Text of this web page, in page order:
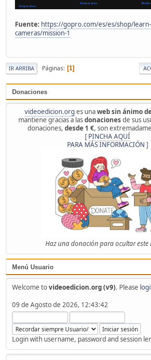
Donaciones
videoedicion.org es unaweb sin ánimo
mantiene gracias a lasdonaciones de sus
donaciones, desde 1 €, son
[ PINCHA AQUÍ
PARA MÁS INFORMACIÓN ]
Haz una donación para ocultar este
Menú Usuario
Welcome tovideoedicion.org (v9). Please
09 de Agosto de 2026, 12:43:42
Login with username, password and session
Fuente: https://gopro.com/es/es/shop/learn-
cameras/mission-1
IR ARRIBA Páginas 1